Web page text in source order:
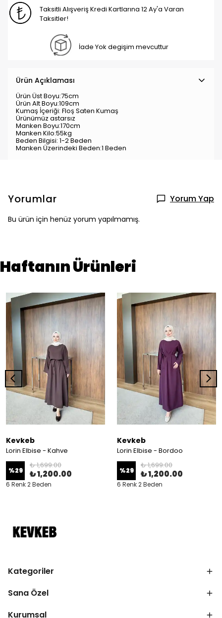
Taksitli Alışveriş Kredi Kartlarına 12 Ay'a Varan
Taksitler!
İade Yok degişim mevcuttur
Ürün Açıklaması
Ürün Üst Boyu:75cm
Ürün Alt Boyu:109cm
Kumaş İçeriği: Floş Saten Kumaş
Ürünümüz astarsız
Manken Boyu:170cm
Manken Kilo:55kg
Beden Bilgisi: 1-2 Beden
Manken Üzerindeki Beden:1 Beden
Yorumlar Yorum Yap
Bu ürün için henüz yorum yapılmamış.
Haftanın Ürünleri
Kevkeb
Lorin Elbise - Kahve
%29
₺ 1,699.00
₺ 1,200.00
6 Renk 2 Beden
Kevkeb
Lorin Elbise - Bordoo
%29
₺ 1,699.00
₺ 1,200.00
6 Renk 2 Beden
Kategoriler
Sana Özel
Kurumsal